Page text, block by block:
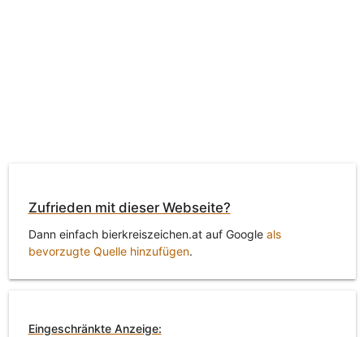
Zufrieden mit dieser Webseite?
Dann einfach bierkreiszeichen.at auf Google als
bevorzugte Quelle hinzufügen.
Eingeschränkte Anzeige: